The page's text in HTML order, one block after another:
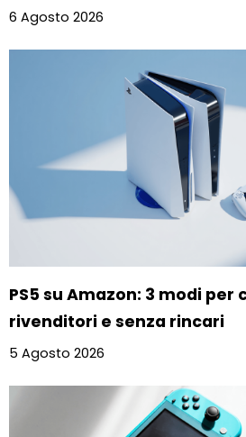
6 Agosto 2026
PS5 su Amazon: 3 modi
rivenditori e senza rincari
5 Agosto 2026